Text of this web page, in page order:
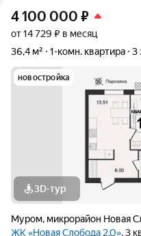
4 100 000 ₽
от 14 729 ₽ в месяц
36,4 м²
1-комн. квартира 3
новостройка
3D-тур
Муром, микрорайон Новая
ЖК «Новая Слобода 2.0», 3